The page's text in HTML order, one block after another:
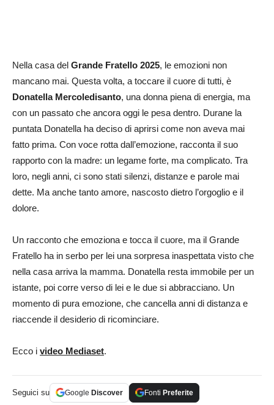
Nella casa del Grande Fratello 2025, le emozioni non
mancano mai. Questa volta, a toccare il cuore di tutti, è
Donatella Mercoledisanto, una donna piena di energia, ma
con un passato che ancora oggi le pesa dentro. Durane la
puntata Donatella ha deciso di aprirsi come non aveva mai
fatto prima. Con voce rotta dall’emozione, racconta il suo
rapporto con la madre: un legame forte, ma complicato. Tra
loro, negli anni, ci sono stati silenzi, distanze e parole mai
dette. Ma anche tanto amore, nascosto dietro l’orgoglio e il
dolore.
Un racconto che emoziona e tocca il cuore, ma il Grande
Fratello ha in serbo per lei una sorpresa inaspettata visto che
nella casa arriva la mamma. Donatella resta immobile per un
istante, poi corre verso di lei e le due si abbracciano. Un
momento di pura emozione, che cancella anni di distanza e
riaccende il desiderio di ricominciare.
Ecco i video Mediaset.
Seguici su Google Discover Fonti Preferite